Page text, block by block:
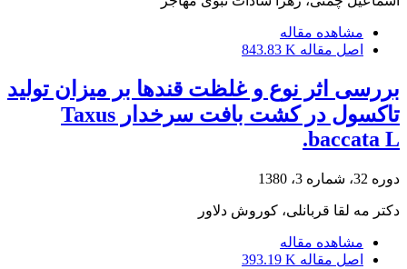
مشاهده مقاله
اصل مقاله 843.83 K
بررسی اثر نوع و غلظت قندها بر میزان تولید
تاکسول در کشت بافت سرخدار Taxus
baccata L.
دوره 32، شماره 3، 1380
دکتر مه لقا قربانلی، کوروش دلاور
مشاهده مقاله
اصل مقاله 393.19 K